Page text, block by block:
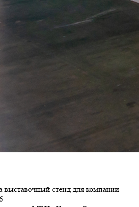
выставочный стенд для компании